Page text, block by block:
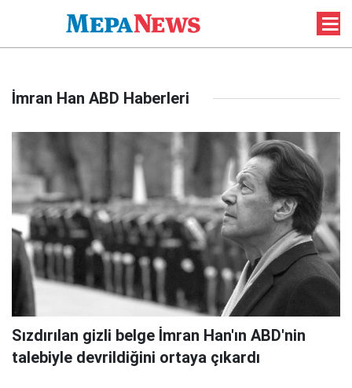
İmran Han ABD Haberleri
Sızdırılan gizli belge İmran Han'ın ABD'nin
talebiyle devrildiğini ortaya çıkardı